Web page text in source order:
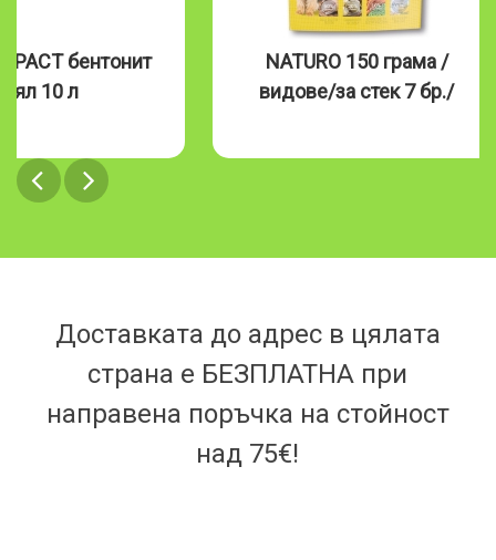
бентонит
бял 10 л
NATURO 150 грама /
видове/за стек 7 бр./
Доставката до адрес в цялата
страна е БЕЗПЛАТНА при
направена поръчка на стойност
над 75€!